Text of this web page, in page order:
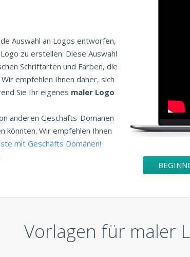
Auswahl an Logos entworfen,
zu erstellen. Diese Auswahl
Schriftarten und Farben, die
empfehlen Ihnen daher, sich
Sie Ihr eigenes maler Logo
anderen Geschäfts-Domänen
könnten. Wir empfehlen Ihnen
mit Geschäfts Domänen!
Vorlagen für maler